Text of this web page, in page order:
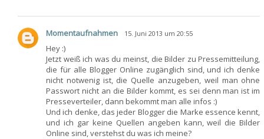
Momentaufnahmen 15. Juni 2013 um 20:55
Hey :)
Jetzt weiß ich was du meinst, die Bilder zu Pressemitteilung,
die für alle Blogger Online zugänglich sind, und ich denke
nicht notwenig ist, die Quelle anzugeben, weil man ohne
Passwort nicht an die Bilder kommt, es sei denn man ist im
Presseverteiler, dann bekommt man alle infos :)
Und ich denke, das jeder Blogger die Marke essence kennt,
und ich gar keine Quellen angeben kann, weil die Bilder
Online sind, verstehst du was ich meine?